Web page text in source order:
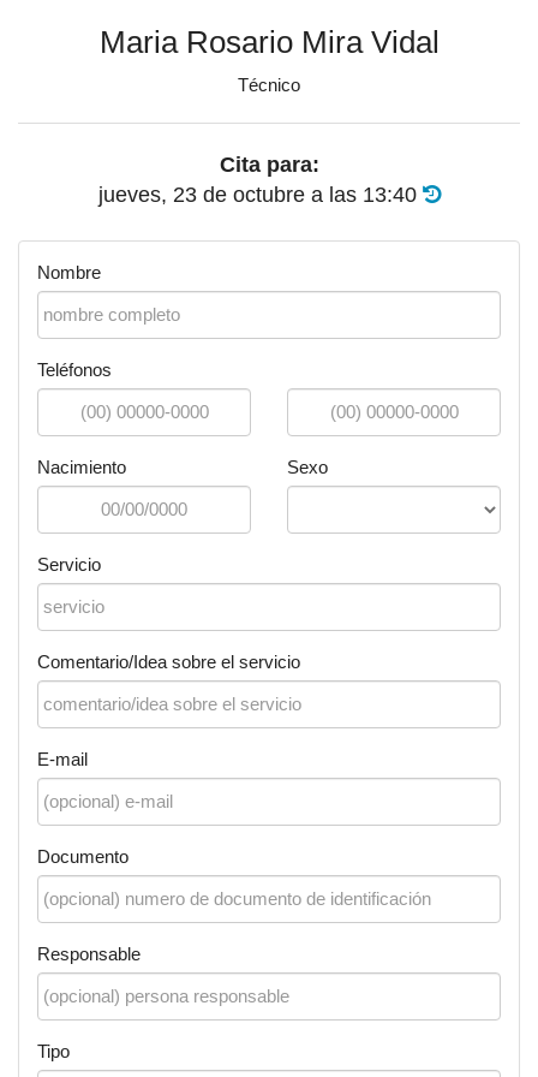
Maria Rosario Mira Vidal
Técnico
Cita para:
jueves, 23 de octubre a las 13:40
Nombre
Teléfonos
Nacimiento Sexo
Servicio
Comentario/Idea sobre el servicio
E-mail
Documento
Responsable
Tipo